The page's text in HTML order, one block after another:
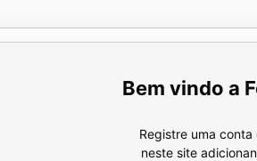
Registre uma
neste site